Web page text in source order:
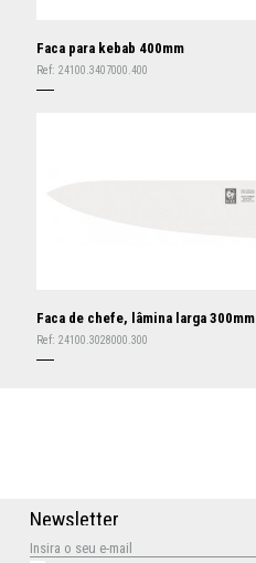
Faca para kebab 400mm
Ref: 24100.3407000.400
Faca de chefe, lâmina larga 300mm
Ref: 24100.3028000.300
Newsletter